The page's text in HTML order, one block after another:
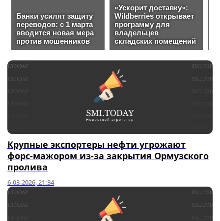
Крупные экспортеры нефти угрожают
форс-мажором из-за закрытия Ормузского
пролива
6-03-2026, 21:34